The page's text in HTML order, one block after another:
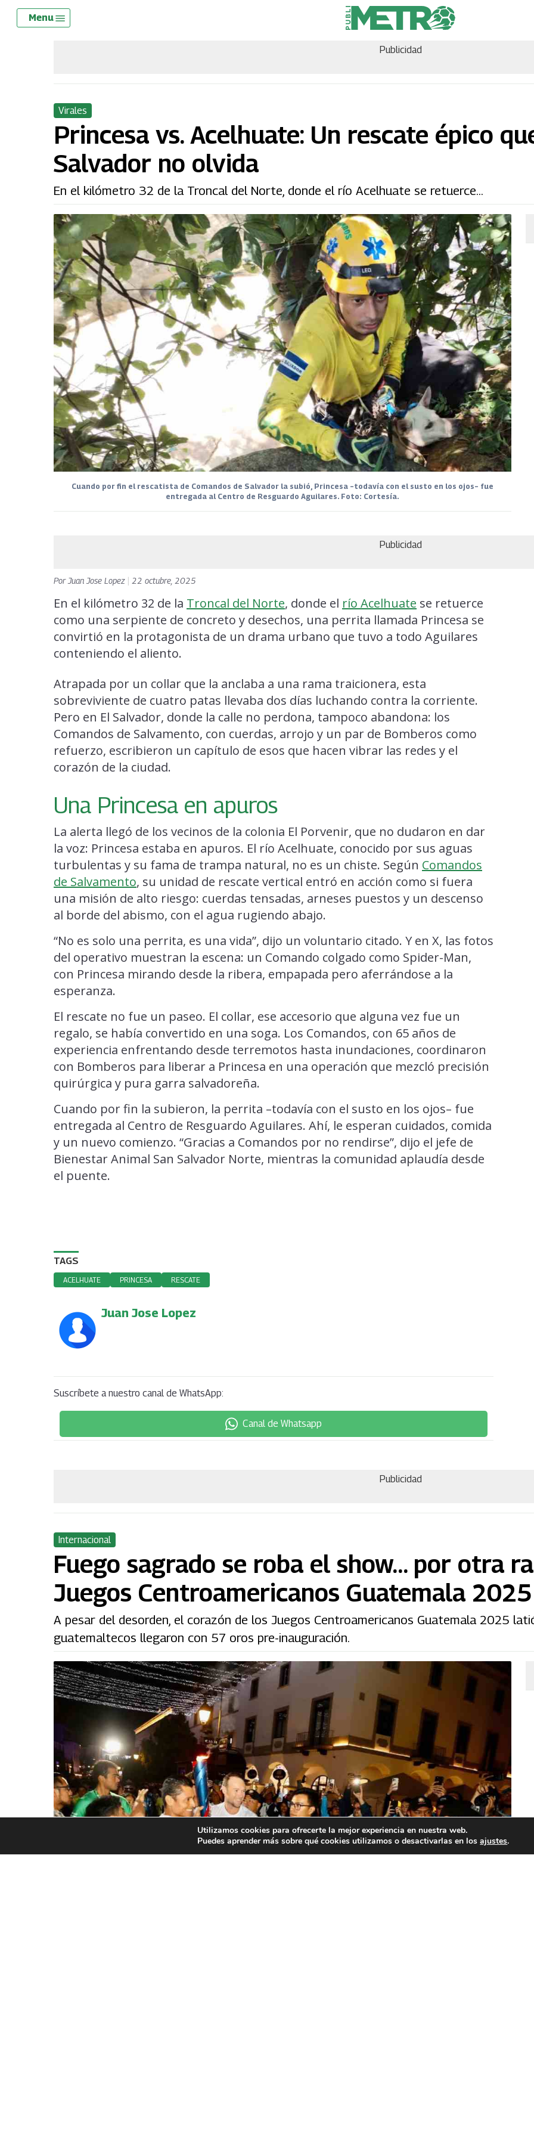
Skip
Menu
Publicidad
Virales
Princesa vs. Acelhuate: Un rescate épico
Salvador no olvida
En el kilómetro 32 de la Troncal del Norte, donde el río Acelhuate se retuerce...
Cuando por fin el rescatista de Comandos de Salvador la subió, Princesa –todavía con el susto en los ojos– fue
entregada al Centro de Resguardo Aguilares. Foto: Cortesía.
Publicidad
Por Juan Jose Lopez 22 octubre, 2025
En el kilómetro 32 de la Troncal del Norte, donde el río Acelhuate se retuerce
como una serpiente de concreto y desechos, una perrita llamada Princesa se
convirtió en la protagonista de un drama urbano que tuvo a todo Aguilares
conteniendo el aliento.
Atrapada por un collar que la anclaba a una rama traicionera, esta
sobreviviente de cuatro patas llevaba dos días luchando contra la corriente.
Pero en El Salvador, donde la calle no perdona, tampoco abandona: los
Comandos de Salvamento, con cuerdas, arrojo y un par de Bomberos como
refuerzo, escribieron un capítulo de esos que hacen vibrar las redes y el
corazón de la ciudad.
Una Princesa en apuros
La alerta llegó de los vecinos de la colonia El Porvenir, que no dudaron en dar
la voz: Princesa estaba en apuros. El río Acelhuate, conocido por sus aguas
turbulentas y su fama de trampa natural, no es un chiste. Según Comandos
de Salvamento, su unidad de rescate vertical entró en acción como si fuera
una misión de alto riesgo: cuerdas tensadas, arneses puestos y un descenso
al borde del abismo, con el agua rugiendo abajo.
“No es solo una perrita, es una vida”, dijo un voluntario citado. Y en X, las fotos
del operativo muestran la escena: un Comando colgado como Spider-Man,
con Princesa mirando desde la ribera, empapada pero aferrándose a la
esperanza.
El rescate no fue un paseo. El collar, ese accesorio que alguna vez fue un
regalo, se había convertido en una soga. Los Comandos, con 65 años de
experiencia enfrentando desde terremotos hasta inundaciones, coordinaron
con Bomberos para liberar a Princesa en una operación que mezcló precisión
quirúrgica y pura garra salvadoreña.
Cuando por fin la subieron, la perrita –todavía con el susto en los ojos– fue
entregada al Centro de Resguardo Aguilares. Ahí, le esperan cuidados, comida
y un nuevo comienzo. “Gracias a Comandos por no rendirse”, dijo el jefe de
Bienestar Animal San Salvador Norte, mientras la comunidad aplaudía desde
el puente.
TAGS
ACELHUATE PRINCESA RESCATE
Juan Jose Lopez
Suscríbete a nuestro canal de WhatsApp:
Canal de Whatsapp
Publicidad
Internacional
Fuego sagrado se roba el show… por otra
Juegos Centroamericanos Guatemala 2025
A pesar del desorden, el corazón de los Juegos Centroamericanos Guatemala 2025
guatemaltecos llegaron con 57 oros pre-inauguración.
Menu
Utilizamos cookies para ofrecerte la mejor experiencia en nuestra web.
Puedes aprender más sobre qué cookies utilizamos o desactivarlas en losajustes.